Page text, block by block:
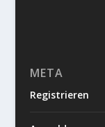
META
Registrieren